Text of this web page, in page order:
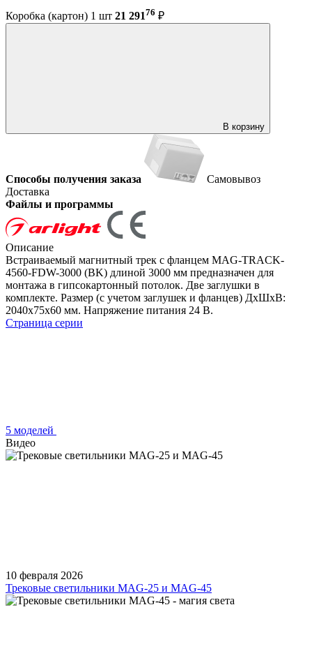
Коробка (картон) 1 шт 21 29176 ₽
В корзину
Способы получения заказа
Самовывоз
Доставка
Файлы и программы
Описание
Встраиваемый магнитный трек с фланцем MAG-TRACK-
4560-FDW-3000 (BK) длиной 3000 мм предназначен для
монтажа в гипсокартонный потолок. Две заглушки в
комплекте. Размер (с учетом заглушек и фланцев) ДxШxВ:
2040x75x60 мм. Напряжение питания 24 В.
Страница серии
5 моделей
Видео
10 февраля 2026
Трековые светильники MAG-25 и MAG-45